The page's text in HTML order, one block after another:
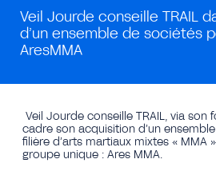
Veil Jourde conseille TRAIL
d’un ensemble de sociétés
AresMMA
Veil Jourde conseille TRAIL, via son
cadre son acquisition d’un
filière d’arts martiaux mixtes « MMA
groupe unique : Ares MMA.